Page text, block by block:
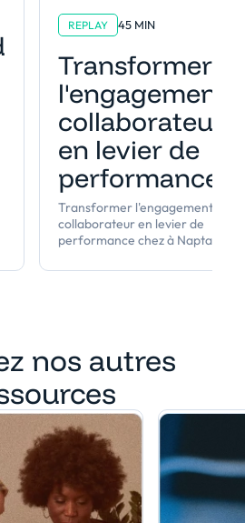
REPLAY 45 MIN
Transformer
l'engagement
collaborateur
en levier de
performance
Transformer l'engagement
collaborateur en levier de
performance chez à Napta
nos autres